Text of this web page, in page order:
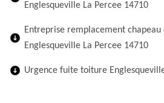
Englesqueville La Percee 14710
Entreprise remplacement chapeau
Englesqueville La Percee 14710
Urgence fuite toiture